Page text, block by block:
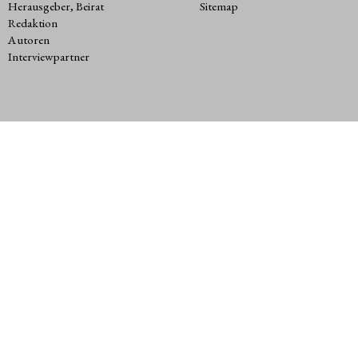
Herausgeber, Beirat
Redaktion
Autoren
Interviewpartner
Sitemap